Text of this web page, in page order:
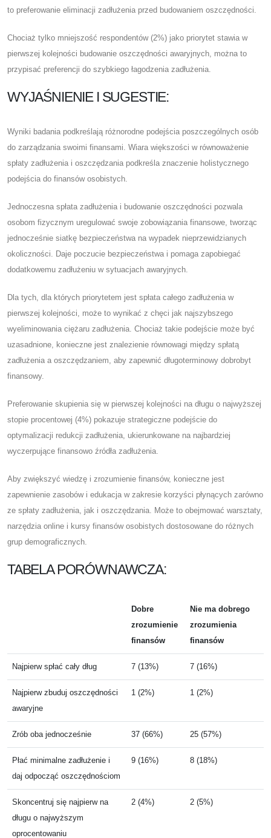
to preferowanie eliminacji zadłużenia przed budowaniem oszczędności.
Chociaż tylko mniejszość respondentów (2%) jako priorytet stawia w
pierwszej kolejności budowanie oszczędności awaryjnych, można to
przypisać preferencji do szybkiego łagodzenia zadłużenia.
WYJAŚNIENIE I SUGESTIE:
Wyniki badania podkreślają różnorodne podejścia poszczególnych osób
do zarządzania swoimi finansami. Wiara większości w równoważenie
spłaty zadłużenia i oszczędzania podkreśla znaczenie holistycznego
podejścia do finansów osobistych.
Jednoczesna spłata zadłużenia i budowanie oszczędności pozwala
osobom fizycznym uregulować swoje zobowiązania finansowe, tworząc
jednocześnie siatkę bezpieczeństwa na wypadek nieprzewidzianych
okoliczności. Daje poczucie bezpieczeństwa i pomaga zapobiegać
dodatkowemu zadłużeniu w sytuacjach awaryjnych.
Dla tych, dla których priorytetem jest spłata całego zadłużenia w
pierwszej kolejności, może to wynikać z chęci jak najszybszego
wyeliminowania ciężaru zadłużenia. Chociaż takie podejście może być
uzasadnione, konieczne jest znalezienie równowagi między spłatą
zadłużenia a oszczędzaniem, aby zapewnić długoterminowy dobrobyt
finansowy.
Preferowanie skupienia się w pierwszej kolejności na długu o najwyższej
stopie procentowej (4%) pokazuje strategiczne podejście do
optymalizacji redukcji zadłużenia, ukierunkowane na najbardziej
wyczerpujące finansowo źródła zadłużenia.
Aby zwiększyć wiedzę i zrozumienie finansów, konieczne jest
zapewnienie zasobów i edukacja w zakresie korzyści płynących zarówno
ze spłaty zadłużenia, jak i oszczędzania. Może to obejmować warsztaty,
narzędzia online i kursy finansów osobistych dostosowane do różnych
grup demograficznych.
TABELA PORÓWNAWCZA:
Dobre
zrozumienie
finansów
Nie ma dobrego
zrozumienia
finansów
Najpierw spłać cały dług 7 (13%) 7 (16%)
Najpierw zbuduj oszczędności
awaryjne
1 (2%) 1 (2%)
Zrób oba jednocześnie 37 (66%) 25 (57%)
Płać minimalne zadłużenie i
daj odpocząć oszczędnościom
9 (16%) 8 (18%)
Skoncentruj się najpierw na
długu o najwyższym
oprocentowaniu
2 (4%) 2 (5%)